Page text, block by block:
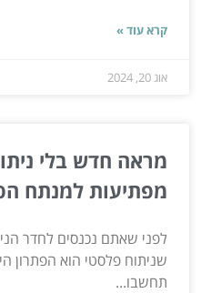
קרא עוד »
אוג 20, 2024
מפתיעות למנתח
לפני שאתם נכנסים לחדר
שניתוח פלסטי הוא הפתרון
תחשבו...